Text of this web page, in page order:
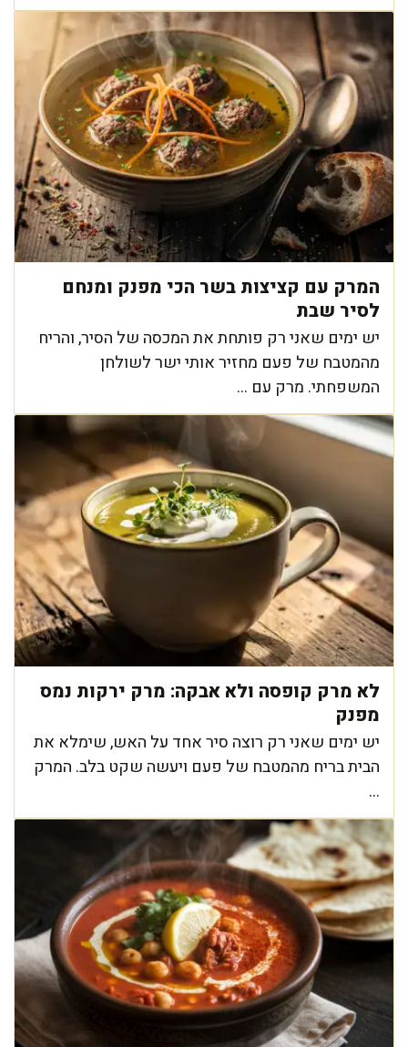
המרק עם קציצות בשר הכי מפנק ומנחם
לסיר שבת
יש ימים שאני רק פותחת את המכסה של הסיר, והריח
מהמטבח של פעם מחזיר אותי ישר לשולחן
המשפחתי. מרק עם ...
לא מרק קופסה ולא אבקה: מרק ירקות נמס
מפנק
יש ימים שאני רק רוצה סיר אחד על האש, שימלא את
הבית בריח מהמטבח של פעם ויעשה שקט בלב. המרק
...